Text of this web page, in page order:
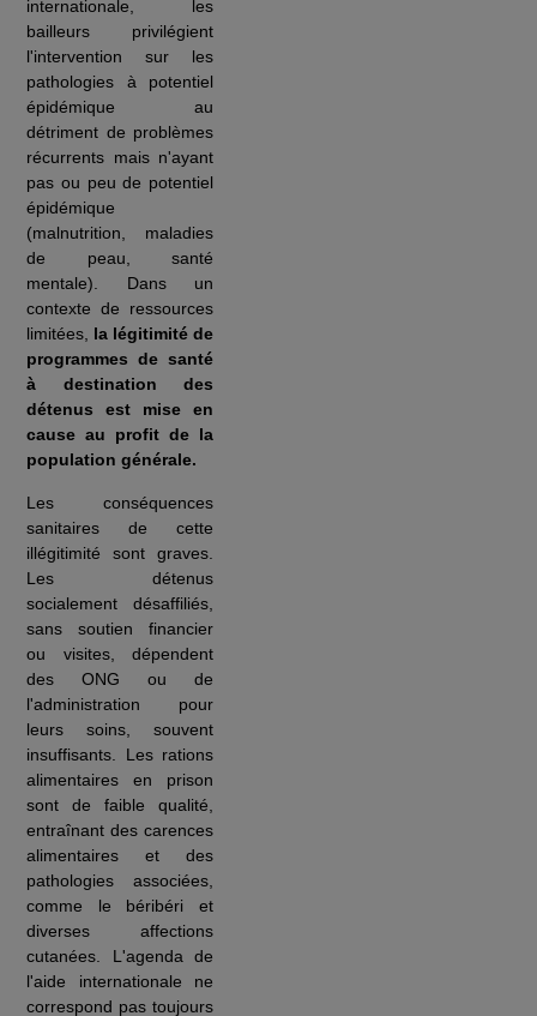
internationale, les
bailleurs privilégient
l'intervention sur les
pathologies à potentiel
épidémique au
détriment de problèmes
récurrents mais n'ayant
pas ou peu de potentiel
épidémique
(malnutrition, maladies
de peau, santé
mentale). Dans un
contexte de ressources
limitées, la légitimité de
programmes de santé
à destination des
détenus est mise en
cause au profit de la
population générale.
Les conséquences
sanitaires de cette
illégitimité sont graves.
Les détenus
socialement désaffiliés,
sans soutien financier
ou visites, dépendent
des ONG ou de
l'administration pour
leurs soins, souvent
insuffisants. Les rations
alimentaires en prison
sont de faible qualité,
entraînant des carences
alimentaires et des
pathologies associées,
comme le béribéri et
diverses affections
cutanées. L'agenda de
l'aide internationale ne
correspond pas toujours